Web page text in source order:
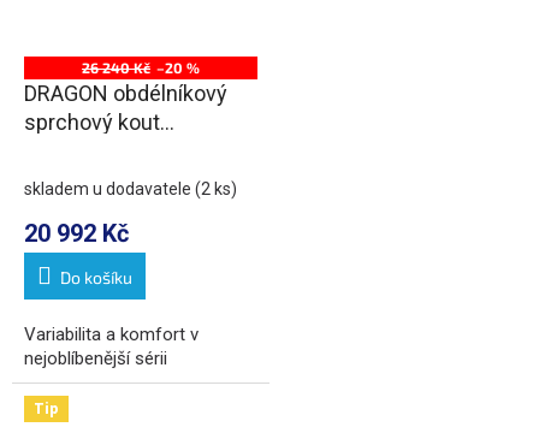
26 240 Kč –20 %
DRAGON obdélníkový
sprchový kout
varianta, rohový vstup
skladem u dodavatele (2 ks)
20 992 Kč
Do košíku
Variabilita a komfort v
nejoblíbenější sérii
Tip